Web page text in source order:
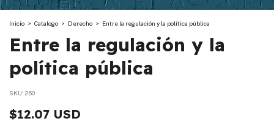
Inicio > Catalogo > Derecho > Entre la regulación y la política pública
Entre la regulación y la
política pública
SKU: 260
$12.07 USD